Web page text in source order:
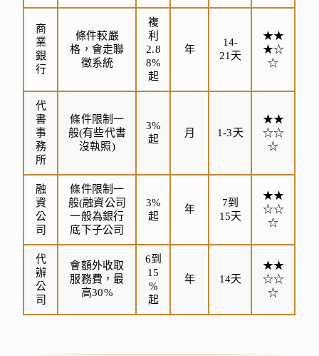
商
業
銀
行
條件較嚴
格，會走聯
徵系統
複
利
2.8
8%
起
年
14-
21天
★★
★☆
☆
代
書
事
務
所
條件限制一
般(有些代書
沒執照)
3%
起
月 1-3天
★★
☆☆
☆
融
資
公
司
條件限制一
般(融資公司
一般為銀行
底下子公司
3%
起
年
7到
15天
★★
☆☆
☆
代
辦
公
司
會額外收取
服務費，最
高30%
6到
15
%
起
年 14天
★★
☆☆
☆